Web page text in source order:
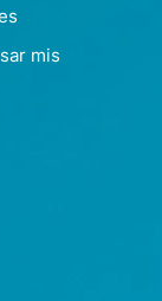
mis